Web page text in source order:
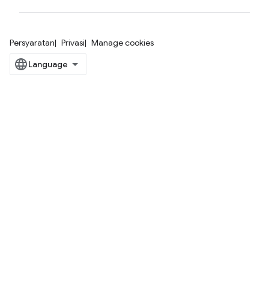
Persyaratan Privasi Manage cookies